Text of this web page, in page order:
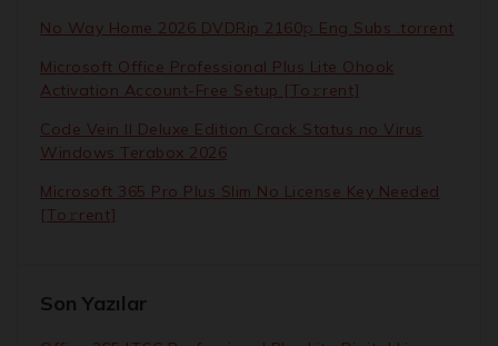
No Way Home 2026 DVDRip 2160𝚙 Eng Subs .torrent
Microsoft Office Professional Plus Lite Ohook
Activation Account-Free Setup [Тo𝚛rent]
Code Vein II Deluxe Edition Crack Status no Virus
Windows Terabox 2026
Microsoft 365 Pro Plus Slim No License Key Needed
[Тo𝚛rent]
Son Yazılar